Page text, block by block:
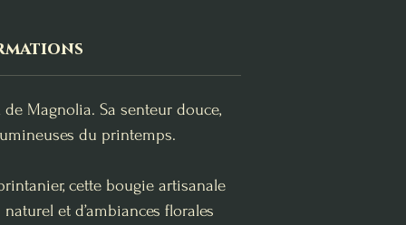
Magnolia. Sa senteur douce,
du printemps.
cette bougie artisanale
et d’ambiances florales